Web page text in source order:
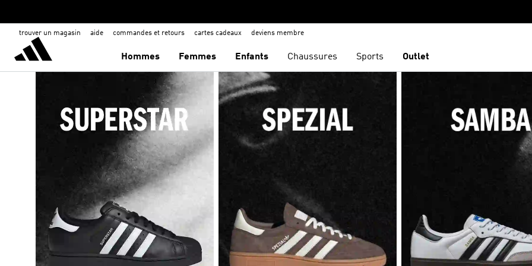
trouver un magasin aide commandes et retours cartes cadeaux deviens membre
Hommes Femmes Enfants Chaussures Sports Outlet